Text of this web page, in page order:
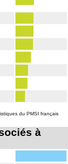
du PMSI français
à